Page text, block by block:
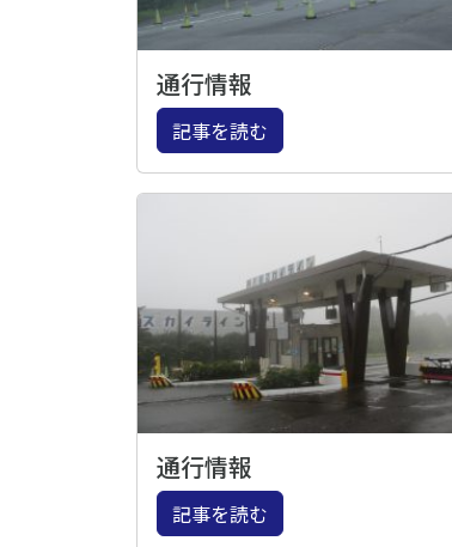
通行情報
記事を読む
通行情報
記事を読む